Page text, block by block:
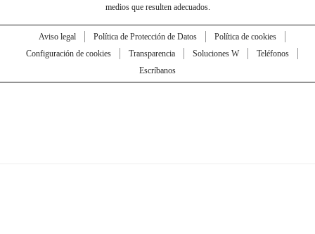
medios que resulten adecuados.
Aviso legal Política de Protección de Datos
Política de cookies
Configuración de cookies
Transparencia Soluciones W
Teléfonos
Escríbanos